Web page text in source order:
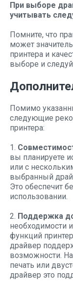
При выборе
учитывать
Помните, что
может
принтера и
выборе и
Помимо
следующие
принтера:
1.
вы планируете
или с
выбранный
Это обеспечит
использовании.
2. Поддержка
необходимости
функций
драйвер
возможности.
печать или
драйвер это